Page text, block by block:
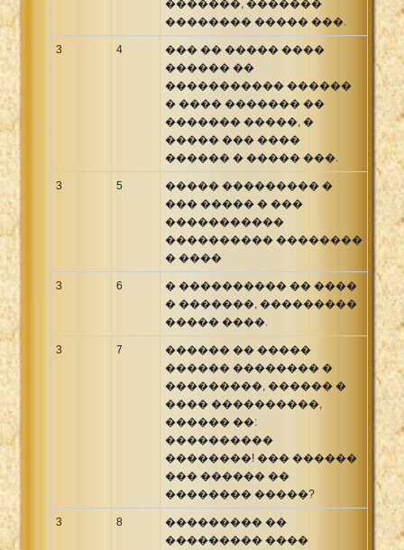
�������, �������
�������� ����� ���.
3 4
��� �� ����� ����
������ ��
����������� ������
� ���� ������� ��
������� �����, �
����� ��� ����
������ � ����� ���.
3 5
����� ��������� �
��� ����� � ���
�����������
���������� ��������
� ����
3 6
� ���������� �� ����
� �������, ���������
����� ����.
3 7
������ �� �����
������ �������� �
���������, ������ �
���� ����������,
������ ��:
����������
��������! ��� ������
��� ������ ��
�������� �����?
3 8
��������� ��
��������� ����